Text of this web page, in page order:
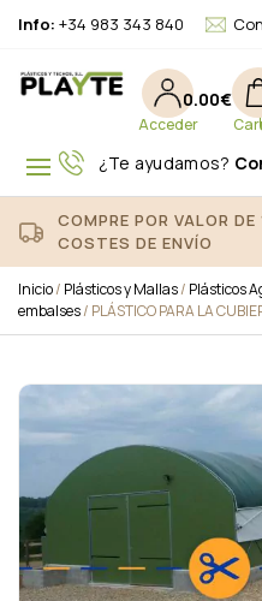
Info: +34 983 343 840
0.00€
¿Te ayudamos?
COMPRE POR VALOR
COSTES DE ENVÍO
Inicio/ Plásticos y Mallas/ Plásticos
embalses/ PLÁSTICO PARA LA